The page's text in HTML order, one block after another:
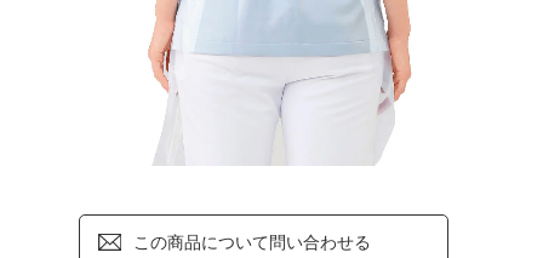
この商品について問い合わせる